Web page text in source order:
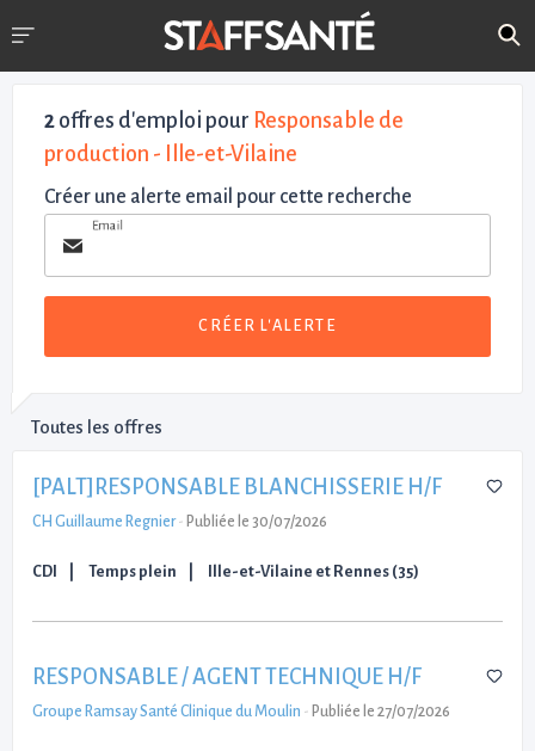
2 offres d'emploi pour Responsable de
production - Ille-et-Vilaine
Créer une alerte email pour cette recherche
Email
CRÉER L'ALERTE
Toutes les offres
[PALT]RESPONSABLE BLANCHISSERIE H/F
CH Guillaume Regnier- Publiée le 30/07/2026
CDI Temps plein Ille-et-Vilaine et Rennes (35)
RESPONSABLE / AGENT TECHNIQUE H/F
Groupe Ramsay Santé Clinique du Moulin - Publiée le 27/07/2026